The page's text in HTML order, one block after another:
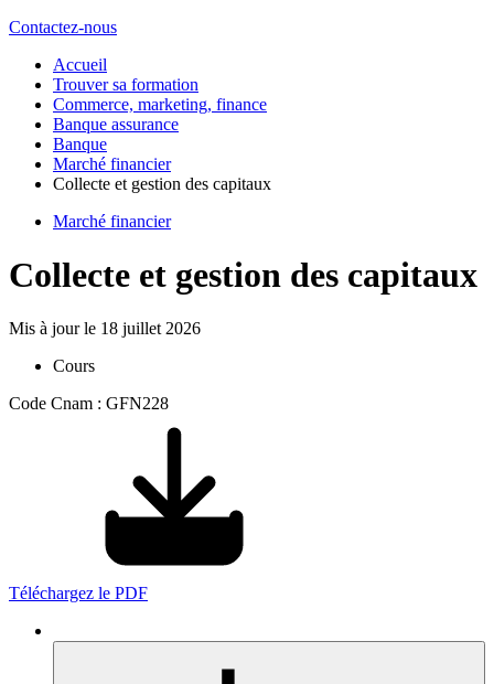
Contactez-nous
Accueil
Trouver sa formation
Commerce, marketing, finance
Banque assurance
Banque
Marché financier
Collecte et gestion des capitaux
Marché financier
Collecte et gestion des capitaux
Mis à jour le 18 juillet 2026
Cours
Code Cnam : GFN228
Téléchargez le PDF